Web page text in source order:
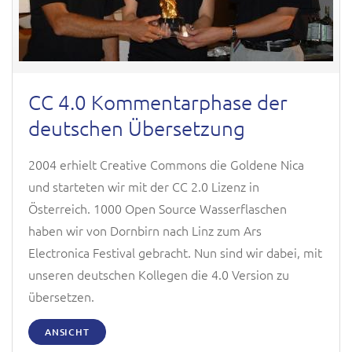
CC 4.0 Kommentarphase der
deutschen Übersetzung
2004 erhielt Creative Commons die Goldene Nica
und starteten wir mit der CC 2.0 Lizenz in
Österreich. 1000 Open Source Wasserflaschen
haben wir von Dornbirn nach Linz zum Ars
Electronica Festival gebracht. Nun sind wir dabei, mit
unseren deutschen Kollegen die 4.0 Version zu
übersetzen.
ANSICHT